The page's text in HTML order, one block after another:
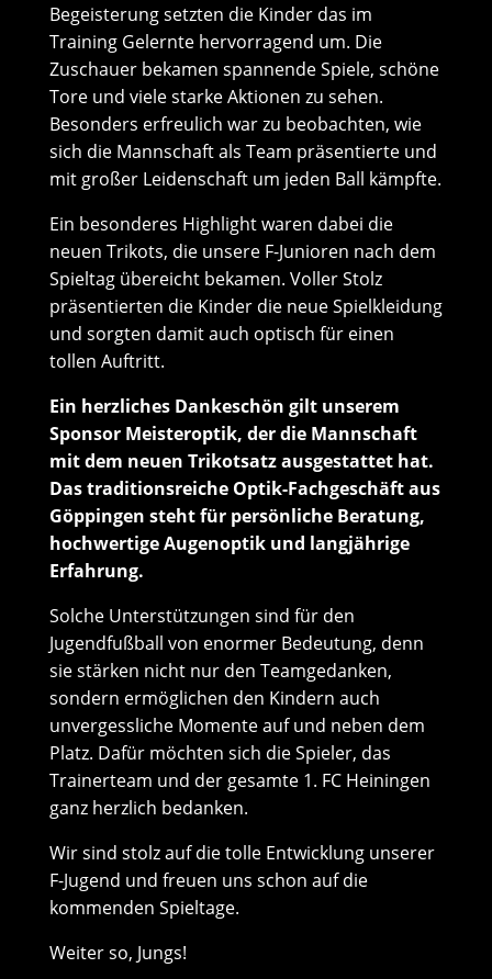
Begeisterung setzten die Kinder das im
Training Gelernte hervorragend um. Die
Zuschauer bekamen spannende Spiele, schöne
Tore und viele starke Aktionen zu sehen.
Besonders erfreulich war zu beobachten, wie
sich die Mannschaft als Team präsentierte und
mit großer Leidenschaft um jeden Ball kämpfte.
Ein besonderes Highlight waren dabei die
neuen Trikots, die unsere F-Junioren nach dem
Spieltag übereicht bekamen. Voller Stolz
präsentierten die Kinder die neue Spielkleidung
und sorgten damit auch optisch für einen
tollen Auftritt.
Ein herzliches Dankeschön gilt unserem
Sponsor Meisteroptik, der die Mannschaft
mit dem neuen Trikotsatz ausgestattet hat.
Das traditionsreiche Optik-Fachgeschäft aus
Göppingen steht für persönliche Beratung,
hochwertige Augenoptik und langjährige
Erfahrung.
Solche Unterstützungen sind für den
Jugendfußball von enormer Bedeutung, denn
sie stärken nicht nur den Teamgedanken,
sondern ermöglichen den Kindern auch
unvergessliche Momente auf und neben dem
Platz. Dafür möchten sich die Spieler, das
Trainerteam und der gesamte 1. FC Heiningen
ganz herzlich bedanken.
Wir sind stolz auf die tolle Entwicklung unserer
F-Jugend und freuen uns schon auf die
kommenden Spieltage.
Weiter so, Jungs!